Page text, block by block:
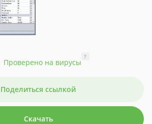
Проверено на вирусы
?
Поделиться ссылкой
Скачать